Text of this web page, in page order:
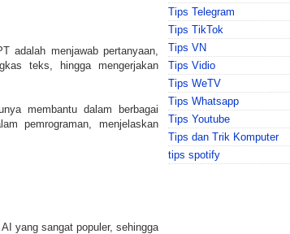
adalah menjawab pertanyaan,
teks, hingga mengerjakan
membantu dalam berbagai
pemrograman, menjelaskan
yang sangat populer, sehingga
Tips Telegram
Tips TikTok
Tips VN
Tips Vidio
Tips WeTV
Tips Whatsapp
Tips Youtube
Tips dan Trik Komputer
tips spotify